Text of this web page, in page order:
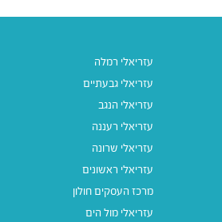
עזריאלי רמלה
עזריאלי גבעתיים
עזריאלי הנגב
עזריאלי רעננה
עזריאלי שרונה
עזריאלי ראשונים
מרכז העסקים חולון
עזריאלי מול הים